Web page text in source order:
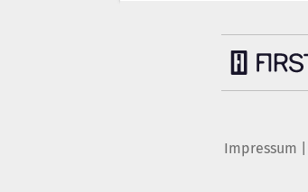
Impressum